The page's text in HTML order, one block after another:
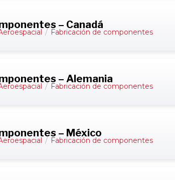
– Canadá
/ Fabricación de componentes
– Alemania
/ Fabricación de componentes
– México
/ Fabricación de componentes